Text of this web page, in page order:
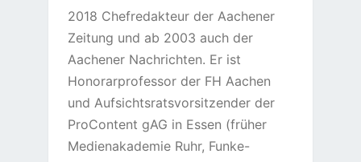
2018 Chefredakteur der Aachener
Zeitung und ab 2003 auch der
Aachener Nachrichten. Er ist
Honorarprofessor der FH Aachen
und Aufsichtsratsvorsitzender der
ProContent gAG in Essen (früher
Medienakademie Ruhr, Funke-